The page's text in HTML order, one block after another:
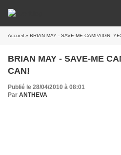
Accueil » BRIAN MAY - SAVE-ME CAMPAIGN,
BRIAN MAY - SAVE-ME
CAN!
Publié le 28/04/2010 à 08:01
Par ANTHEVA